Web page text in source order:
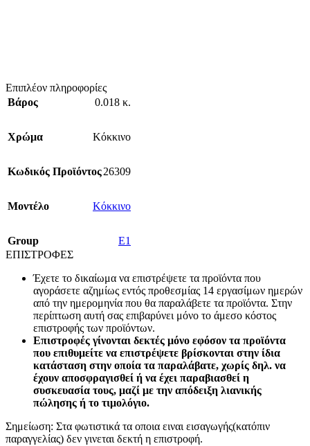
Επιπλέον πληροφορίες
Βάρος
0.018 κ.
Χρώμα Κόκκινο
Κωδικός Προϊόντος26309
Mοντέλο Κόκκινο
Group
E1
ΕΠΙΣΤΡΟΦΕΣ
Έχετε το δικαίωμα να επιστρέψετε τα προϊόντα που
αγοράσετε αζημίως εντός προθεσμίας 14 εργασίμων ημερών
από την ημερομηνία που θα παραλάβετε τα προϊόντα. Στην
περίπτωση αυτή σας επιβαρύνει μόνο το άμεσο κόστος
επιστροφής των προϊόντων.
Επιστροφές γίνονται δεκτές μόνο εφόσον τα προϊόντα
που επιθυμείτε να επιστρέψετε βρίσκονται στην ίδια
κατάσταση στην οποία τα παραλάβατε, χωρίς δηλ. να
έχουν αποσφραγισθεί ή να έχει παραβιασθεί η
συσκευασία τους, μαζί με την απόδειξη λιανικής
πώλησης ή το τιμολόγιο.
Σημείωση: Στα φωτιστικά τα οποια ειναι εισαγωγής(κατόπιν
παραγγελίας) δεν γινεται δεκτή η επιστροφή.